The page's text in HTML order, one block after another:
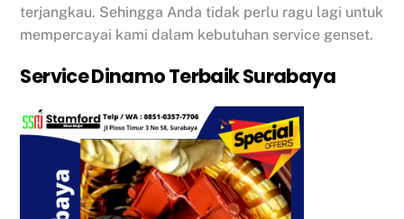
terjangkau. Sehingga Anda tidak perlu ragu lagi untuk
mempercayai kami dalam kebutuhan service genset.
Service Dinamo Terbaik Surabaya